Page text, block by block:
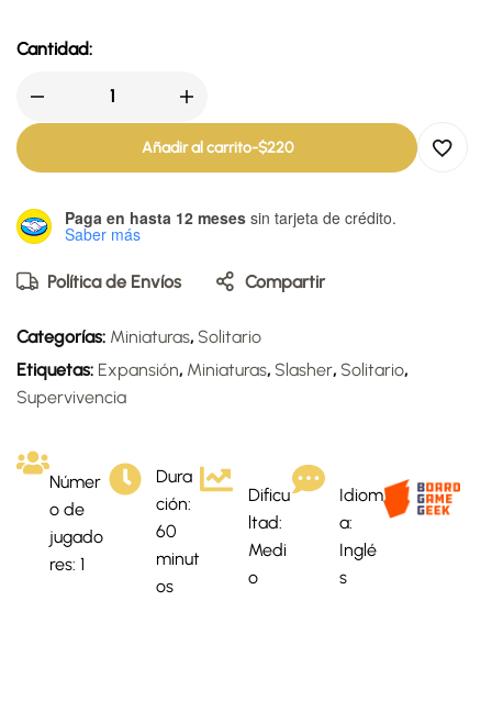
Cantidad:
Añadir al carrito-$220
Paga en hasta 12 meses sin tarjeta de crédito.
Saber más
Política de Envíos Compartir
Categorías: Miniaturas, Solitario
Etiquetas: Expansión, Miniaturas, Slasher, Solitario,
Supervivencia
Númer
o de
jugado
res: 1
Dura
ción:
60
minut
os
Dificu
ltad:
Medi
o
Idiom
a:
Inglé
s